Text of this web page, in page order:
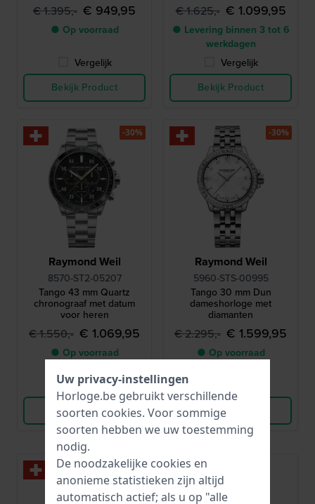
€ 1.395,- € 949,95
● Op voorraad
Vergelijk
Bekijk Product
€ 1.625,- € 1.099,95
● Levering binnen 3 tot 6
werkdagen
Vergelijk
Bekijk Product
Raymond Weil
8570-ST2-05207
Tango 43 mm Quartz
chronograaf met datum
voor heren
€ 1.550,- € 1.069,95
● Op voorraad
Vergelijk
Bekijk Product
-30%
Raymond Weil
5960-STS-00995
Tango 30 mm Dun
dameshorloge met
diamanten
€ 2.295,- € 1.599,95
● Op voorraad
Bekijk Product
-30%
-30%
Uw privacy-instellingen
Horloge.be gebruikt verschillende
soorten cookies. Voor sommige
soorten hebben we uw toestemming
nodig.
De noodzakelijke cookies en
anonieme statistieken zijn altijd
automatisch actief; als u op "alle